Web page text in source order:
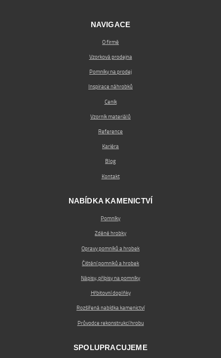
NAVIGACE
O firmě
Vzorková prodejna
Pomníky na prodej
Inspirace náhrobků
Ceník
Vzorník materiálů
Reference
Kariéra
Blog
Kontakt
NABÍDKA KAMENICTVÍ
Pomníky
Zděné hrobky
Opravy pomníků a hrobek
Čištění pomníků a hrobek
Nápisy, přípisy na pomníky
Hřbitovní doplňky
Rozšířená nabídka kamenictví
Průvodce rekonstrukcí hrobu
SPOLUPRACUJEME